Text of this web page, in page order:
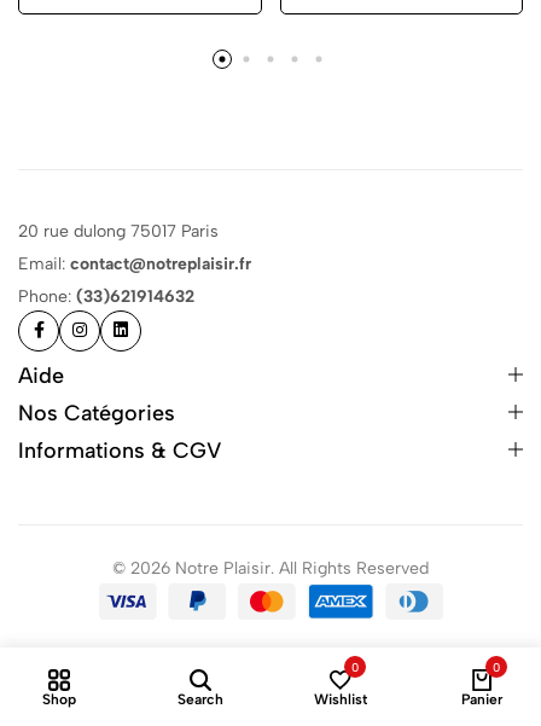
20 rue dulong 75017 Paris
Email: contact@notreplaisir.fr
Phone: (33)621914632
Aide
Nos Catégories
Informations & CGV
© 2026 Notre Plaisir. All Rights Reserved
Shop Search
0
Wishlist
0
Panier